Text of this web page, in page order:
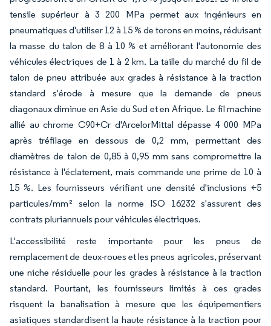
tensile supérieur à 3 200 MPa permet aux ingénieurs en
pneumatiques d'utiliser 12 à 15 % de torons en moins, réduisant
la masse du talon de 8 à 10 % et améliorant l'autonomie des
véhicules électriques de 1 à 2 km. La taille du marché du fil de
talon de pneu attribuée aux grades à résistance à la traction
standard s'érode à mesure que la demande de pneus
diagonaux diminue en Asie du Sud et en Afrique. Le fil machine
allié au chrome C90+Cr d'ArcelorMittal dépasse 4 000 MPa
après tréfilage en dessous de 0,2 mm, permettant des
diamètres de talon de 0,85 à 0,95 mm sans compromettre la
résistance à l'éclatement, mais commande une prime de 10 à
15 %. Les fournisseurs vérifiant une densité d'inclusions <5
particules/mm² selon la norme ISO 16232 s'assurent des
contrats pluriannuels pour véhicules électriques.
L'accessibilité reste importante pour les pneus de
remplacement de deux-roues et les pneus agricoles, préservant
une niche résiduelle pour les grades à résistance à la traction
standard. Pourtant, les fournisseurs limités à ces grades
risquent la banalisation à mesure que les équipementiers
asiatiques standardisent la haute résistance à la traction pour